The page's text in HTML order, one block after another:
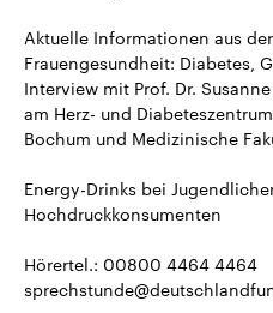
Aktuelle Informationen aus
Frauengesundheit: Diabetes,
Interview mit Prof. Dr.
am Herz- und
Bochum und Medizinische
Energy-Drinks bei
Hochdruckkonsumenten
Hörertel.: 00800 4464 4464